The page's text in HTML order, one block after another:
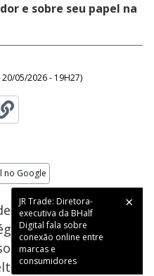
e sobre seu papel na
20/05/2026 - 19H27)
no Google
JR Trade: Diretora-
executiva da BHalf
Digital fala sobre
conexão online entre
marcas e
consumidores
publicidade social
cria narrativas e
esse trabalho, o
CEO e fundador